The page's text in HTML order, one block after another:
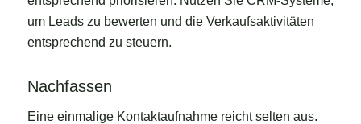
um Leads zu bewerten und die Verkaufsaktivitäten
entsprechend zu steuern.
Nachfassen
Eine einmalige Kontaktaufnahme reicht selten aus.